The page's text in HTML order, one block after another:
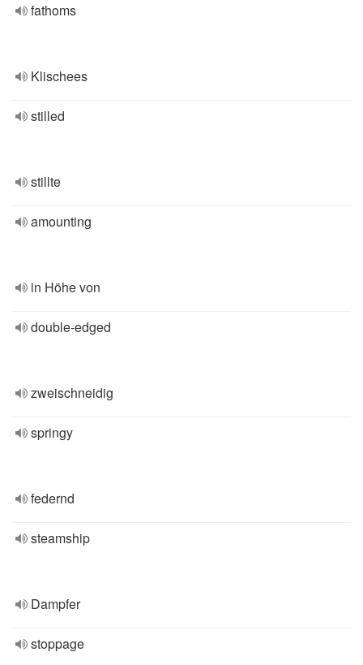
fathoms
Klischees
stilled
stillte
amounting
in Höhe von
double-edged
zweischneidig
springy
federnd
steamship
Dampfer
stoppage